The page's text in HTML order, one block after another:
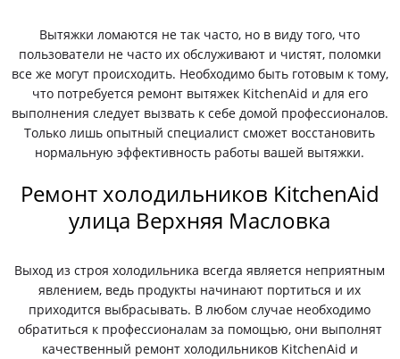
Вытяжки ломаются не так часто, но в виду того, что
пользователи не часто их обслуживают и чистят, поломки
все же могут происходить. Необходимо быть готовым к тому,
что потребуется ремонт вытяжек KitchenAid и для его
выполнения следует вызвать к себе домой профессионалов.
Только лишь опытный специалист сможет восстановить
нормальную эффективность работы вашей вытяжки.
Ремонт холодильников KitchenAid
улица Верхняя Масловка
Выход из строя холодильника всегда является неприятным
явлением, ведь продукты начинают портиться и их
приходится выбрасывать. В любом случае необходимо
обратиться к профессионалам за помощью, они выполнят
качественный ремонт холодильников KitchenAid и